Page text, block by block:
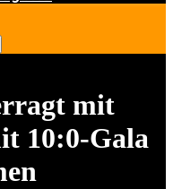
mit
10:0-Gala